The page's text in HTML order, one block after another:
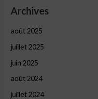
Archives
août 2025
juillet 2025
juin 2025
août 2024
juillet 2024